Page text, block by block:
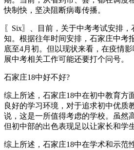
快制快，坚决阻断病毒传播。
〖Six〗、目前，关于中考考试安排
知。根据往年时间安排，石家庄中考
底至4月初。但以现状来看，在疫情
展中考相关工作可能还要打个问号。
石家庄18中好不好?
综上所述，石家庄18中在初中教育方
良好的学习环境，对于追求初中优质
说，这是一所值得考虑的学校。虽然
但初中部的出色表现足以让家长和学
综上所述，石家庄18中在学术和示范